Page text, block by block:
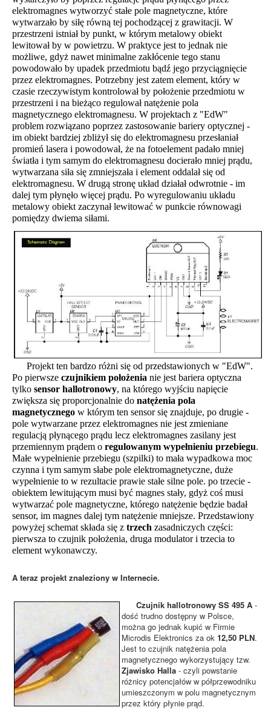
elektromagnes wytworzyć stałe pole magnetyczne, które
wytwarzało by siłę równą tej pochodzącej z grawitacji. W
przestrzeni istniał by punkt, w którym metalowy obiekt
lewitował by w powietrzu. W praktyce jest to jednak nie
możliwe, gdyż nawet minimalne zakłócenie tego stanu
powodowało by upadek przedmiotu bądź jego przyciągnięcie
przez elektromagnes. Potrzebny jest zatem element, który w
czasie rzeczywistym kontrolował by położenie przedmiotu w
przestrzeni i na bieżąco regulował natężenie pola
magnetycznego elektromagnesu. W projektach z "EdW"
problem rozwiązano poprzez zastosowanie bariery optycznej -
im obiekt bardziej zbliżył się do elektromagnesu przesłaniał
promień lasera i powodował, że na fotoelement padało mniej
światła i tym samym do elektromagnesu docierało mniej prądu,
wytwarzana siła się zmniejszała i element oddalał się od
elektromagnesu. W drugą stronę układ działał odwrotnie - im
dalej tym płynęło więcej prądu. Po wyregulowaniu układu
metalowy obiekt zaczynał lewitować w punkcie równowagi
pomiędzy dwiema siłami.
Projekt ten bardzo różni się od przedstawionych w "EdW".
Po pierwsze czujnikiem położenia nie jest bariera optyczna
tylko sensor hallotronowy, na którego wyjściu napięcie
zwiększa się proporcjonalnie do natężenia pola
magnetycznego w którym ten sensor się znajduje, po drugie -
pole wytwarzane przez elektromagnes nie jest zmieniane
regulacją płynącego prądu lecz elektromagnes zasilany jest
przemiennym prądem o regulowanym wypełnieniu przebiegu.
Małe wypełnienie przebiegu (szpilki) to mała wypadkowa moc
czynna i tym samym słabe pole elektromagnetyczne, duże
wypełnienie to w rezultacie prawie stałe silne pole. po trzecie -
obiektem lewitującym musi być magnes stały, gdyż coś musi
wytwarzać pole magnetyczne, którego natężenie będzie badał
sensor, im magnes dalej tym natężenie mniejsze. Przedstawiony
powyżej schemat składa się z trzech zasadniczych części:
pierwsza to czujnik położenia, druga modulator i trzecia to
element wykonawczy.
A teraz projekt znaleziony w Internecie.
Czujnik hallotronowy SS 495 A -
dość trudno dostępny w Polsce,
można go jednak kupić w Firmie
Microdis Elektronics za ok 12,50 PLN.
Jest to czujnik natężenia pola
magnetycznego wykorzystujący tzw.
Zjawisko Halla - czyli powstanie
różnicy potencjałów w półprzewodniku
umieszczonym w polu magnetycznym
przez który płynie prąd.